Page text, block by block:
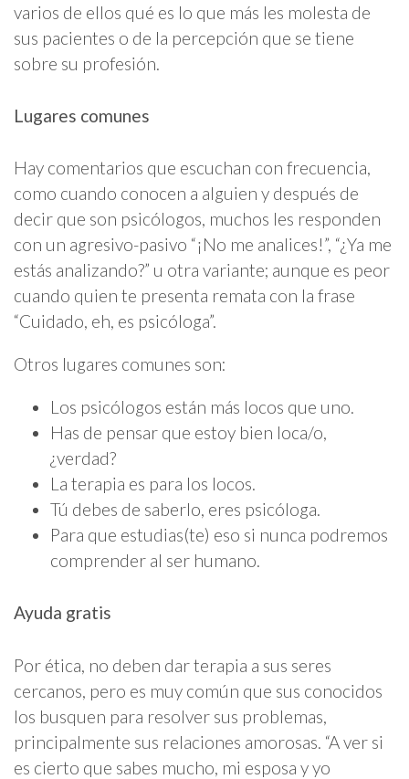
varios de ellos qué es lo que más les molesta de
sus pacientes o de la percepción que se tiene
sobre su profesión.
Lugares comunes
Hay comentarios que escuchan con frecuencia,
como cuando conocen a alguien y después de
decir que son psicólogos, muchos les responden
con un agresivo-pasivo “¡No me analices!”, “¿Ya me
estás analizando?” u otra variante; aunque es peor
cuando quien te presenta remata con la frase
“Cuidado, eh, es psicóloga”.
Otros lugares comunes son:
Los psicólogos están más locos que uno.
Has de pensar que estoy bien loca/o,
¿verdad?
La terapia es para los locos.
Tú debes de saberlo, eres psicóloga.
Para que estudias(te) eso si nunca podremos
comprender al ser humano.
Ayuda gratis
Por ética, no deben dar terapia a sus seres
cercanos, pero es muy común que sus conocidos
los busquen para resolver sus problemas,
principalmente sus relaciones amorosas. “A ver si
es cierto que sabes mucho, mi esposa y yo